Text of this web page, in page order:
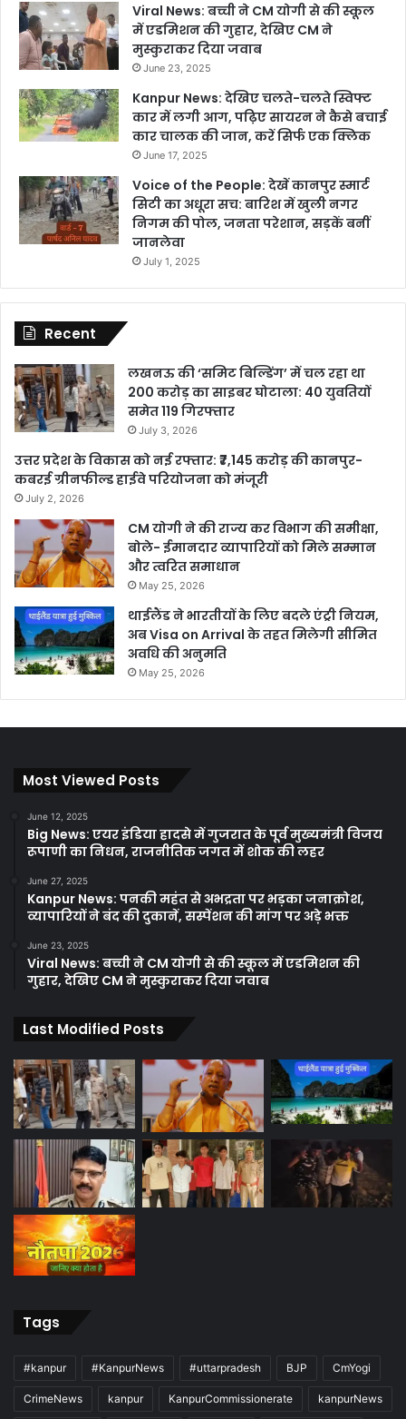
Viral News: बच्ची ने CM योगी से की स्कूल
में एडमिशन की गुहार, देखिए CM ने
मुस्कुराकर दिया जवाब
June 23, 2025
Kanpur News: देखिए चलते-चलते स्विफ्ट
कार में लगी आग, पढ़िए सायरन ने कैसे बचाई
कार चालक की जान, करें सिर्फ एक क्लिक
June 17, 2025
Voice of the People: देखें कानपुर स्मार्ट
सिटी का अधूरा सच: बारिश में खुली नगर
निगम की पोल, जनता परेशान, सड़कें बनीं
जानलेवा
July 1, 2025
Recent
लखनऊ की ‘समिट बिल्डिंग’ में चल रहा था
200 करोड़ का साइबर घोटाला: 40 युवतियों
समेत 119 गिरफ्तार
July 3, 2026
उत्तर प्रदेश के विकास को नई रफ्तार: ₹7,145 करोड़ की कानपुर-
कबरई ग्रीनफील्ड हाईवे परियोजना को मंजूरी
July 2, 2026
CM योगी ने की राज्य कर विभाग की समीक्षा,
बोले- ईमानदार व्यापारियों को मिले सम्मान
और त्वरित समाधान
May 25, 2026
थाईलैंड ने भारतीयों के लिए बदले एंट्री नियम,
अब Visa on Arrival के तहत मिलेगी सीमित
अवधि की अनुमति
May 25, 2026
Most Viewed Posts
June 12, 2025
Big News: एयर इंडिया हादसे में गुजरात के पूर्व मुख्यमंत्री विजय
रूपाणी का निधन, राजनीतिक जगत में शोक की लहर
June 27, 2025
Kanpur News: पनकी महंत से अभद्रता पर भड़का जनाक्रोश,
व्यापारियों ने बंद की दुकानें, सस्पेंशन की मांग पर अड़े भक्त
June 23, 2025
Viral News: बच्ची ने CM योगी से की स्कूल में एडमिशन की
गुहार, देखिए CM ने मुस्कुराकर दिया जवाब
Last Modified Posts
Tags
#kanpur #KanpurNews #uttarpradesh BJP CmYogi
CrimeNews kanpur KanpurCommissionerate kanpurNews